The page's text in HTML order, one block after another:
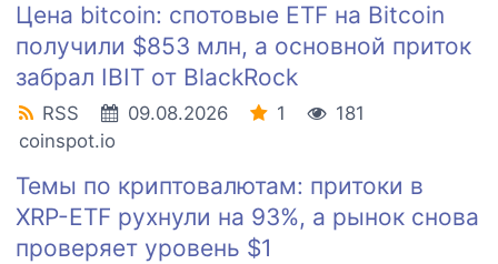
Цена bitcoin: спотовые ETF на Bitcoin
получили $853 млн, а основной приток
забрал IBIT от BlackRock
RSS 09.08.2026 1
181
coinspot.io
Темы по криптовалютам: притоки в
XRP-ETF рухнули на 93%, а рынок снова
проверяет уровень $1